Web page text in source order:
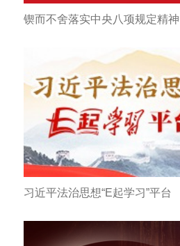
锲而不舍落实中央八项规定精神
习近平法治思想“E起学习”平台